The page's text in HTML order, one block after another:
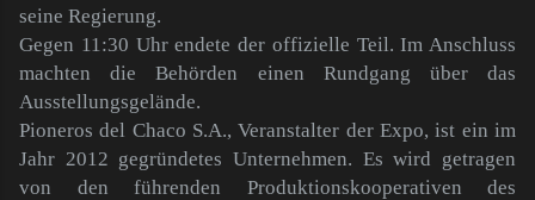
seine Regierung.
Gegen 11:30 Uhr endete der offizielle Teil. Im Anschluss
machten die Behörden einen Rundgang über das
Ausstellungsgelände.
Pioneros del Chaco S.A., Veranstalter der Expo, ist ein im
Jahr 2012 gegründetes Unternehmen. Es wird getragen
von den führenden Produktionskooperativen des